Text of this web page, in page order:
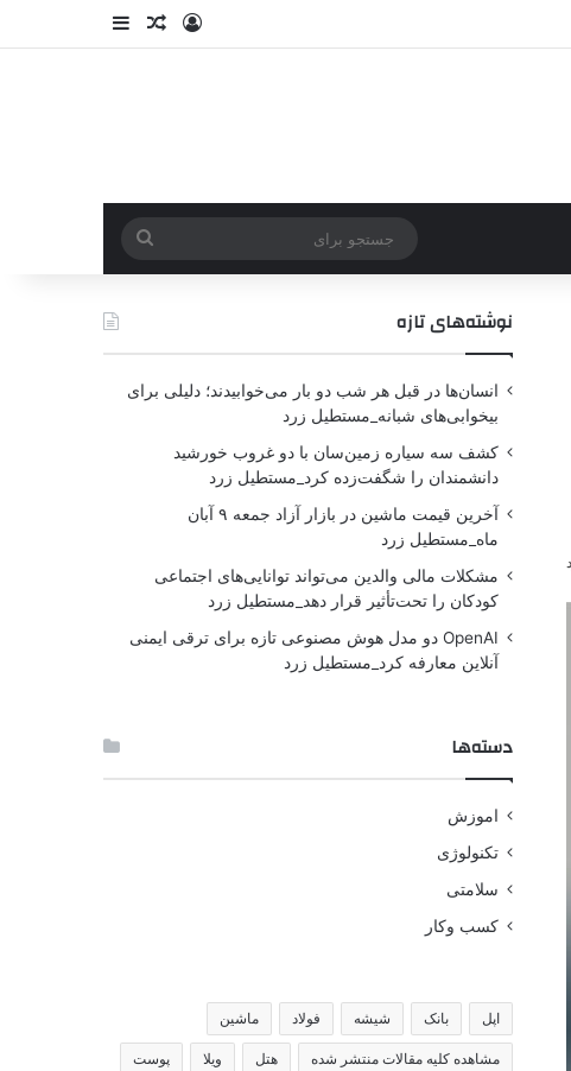
نوشته‌های تازه
انسان‌ها در قبل هر شب دو بار می‌خوابیدند؛ دلیلی برای
بیخوابی‌های شبانه_مستطیل زرد
کشف سه سیاره زمین‌سان با دو غروب خورشید
دانشمندان را شگفت‌زده کرد_مستطیل زرد
آخرین قیمت ماشین در بازار آزاد جمعه ۹ آبان
ماه_مستطیل زرد
مشکلات مالی والدین می‌تواند توانایی‌های اجتماعی
کودکان را تحت‌تأثیر قرار دهد_مستطیل زرد
OpenAI دو مدل هوش مصنوعی تازه برای ترقی ایمنی
آنلاین معارفه کرد_مستطیل زرد
دسته‌ها
اموزش
تکنولوژی
سلامتی
کسب وکار
اپل بانک شیشه فولاد ماشین
مشاهده کلیه مقالات منتشر شده هتل ویلا پوست